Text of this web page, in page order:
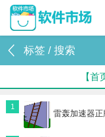
标签 / 搜索
【
1
雷轰加速器正